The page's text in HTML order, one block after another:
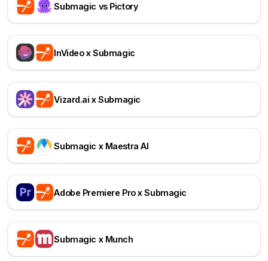
Submagic vs Pictory
InVideo x Submagic
Vizard.ai x Submagic
Submagic x Maestra AI
Adobe Premiere Pro x Submagic
Submagic x Munch